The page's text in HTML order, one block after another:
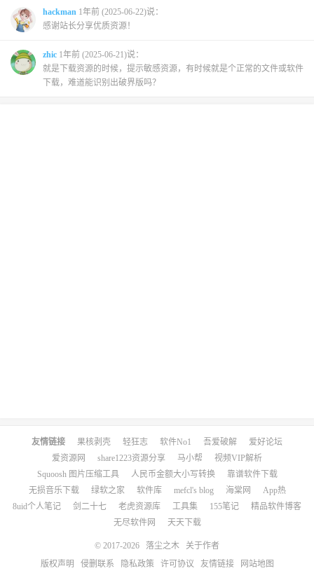
hackman 1年前 (2025-06-22)说：
感谢站长分享优质资源！
zhic 1年前 (2025-06-21)说：
就是下载资源的时候，提示敏感资源，有时候就是个正常的文件或软件
下载，难道能识别出破界版吗？
友情链接 果核剥壳 轻狂志 软件No1 吾爱破解
爱好论坛
爱资源网
share1223资源分享 马小帮
视频VIP解析
Squoosh 图片压缩工具
人民币金额大小写转换
靠谱软件下载
无损音乐下载
绿软之家 软件库 mefcl's blog 海棠网
App热
8uid个人笔记
剑二十七 老虎资源库 工具集 155笔记
精品软件博客
无尽软件网
天天下载
© 2017-2026 落尘之木
关于作者
版权声明
侵删联系 隐私政策 许可协议 友情链接 网站地图